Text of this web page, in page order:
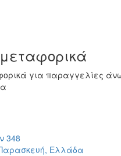
για παραγγελίες
348
Ελλάδα